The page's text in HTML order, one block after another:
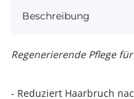
Beschreibung
Regenerierende Pflege
- Reduziert Haarbruch